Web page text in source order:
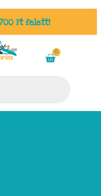
Ft felett!
0